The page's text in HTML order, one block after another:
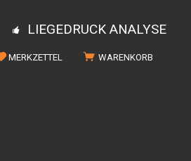
LIEGEDRUCK ANALYSE
WARENKORB
MERKZETTEL